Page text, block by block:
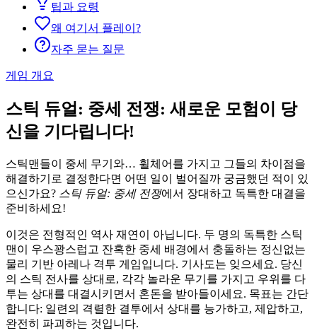
팁과 요령
왜 여기서 플레이?
자주 묻는 질문
게임 개요
스틱 듀얼: 중세 전쟁: 새로운 모험이 당
신을 기다립니다!
스틱맨들이 중세 무기와… 휠체어를 가지고 그들의 차이점을
해결하기로 결정한다면 어떤 일이 벌어질까 궁금했던 적이 있
으신가요? 스틱 듀얼: 중세 전쟁에서 장대하고 독특한 대결을
준비하세요!
이것은 전형적인 역사 재연이 아닙니다. 두 명의 독특한 스틱
맨이 우스꽝스럽고 잔혹한 중세 배경에서 충돌하는 정신없는
물리 기반 아레나 격투 게임입니다. 기사도는 잊으세요. 당신
의 스틱 전사를 상대로, 각각 놀라운 무기를 가지고 우위를 다
투는 상대를 대결시키면서 혼돈을 받아들이세요. 목표는 간단
합니다: 일련의 격렬한 결투에서 상대를 능가하고, 제압하고,
완전히 파괴하는 것입니다.